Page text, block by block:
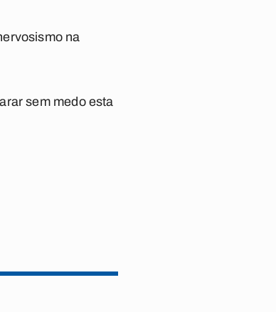
na
sem medo esta